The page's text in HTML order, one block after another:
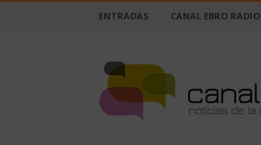
ENTRADAS CANAL EBRO RADIO